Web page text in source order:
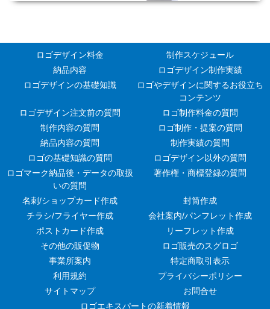
ロゴデザイン料金
制作スケジュール
納品内容
ロゴデザイン制作実績
ロゴデザインの基礎知識
ロゴやデザインに関するお役立ち
コンテンツ
ロゴデザイン注文前の質問
ロゴ制作料金の質問
制作内容の質問
ロゴ制作・提案の質問
納品内容の質問
制作実績の質問
ロゴの基礎知識の質問
ロゴデザイン以外の質問
ロゴマーク納品後・データの取扱
いの質問
著作権・商標登録の質問
名刺/ショップカード作成
封筒作成
チラシ/フライヤー作成
会社案内/パンフレット作成
ポストカード作成
リーフレット作成
その他の販促物
ロゴ販売のスグロゴ
事業所案内
特定商取引表示
利用規約
プライバシーポリシー
サイトマップ
お問合せ
ロゴエキスパートの新着情報